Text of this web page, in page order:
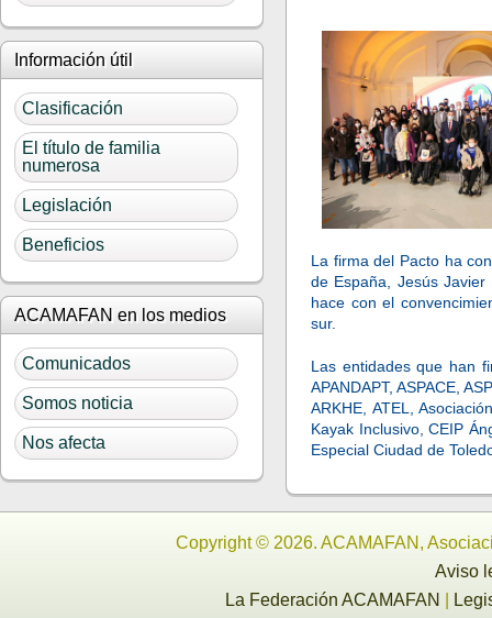
Información útil
Clasificación
El título de familia
numerosa
Legislación
Beneficios
ACAMAFAN en los medios
Comunicados
Somos noticia
Nos afecta
La firma del Pacto ha
de España, Jesús
hace con el
sur.
Las entidades que han
APANDAPT, ASPACE,
ARKHE, ATEL,
Kayak Inclusivo, CEIP
Especial Ciudad de
Copyright © 2026. ACAMAFAN,
Aviso
La Federación ACAMAFAN